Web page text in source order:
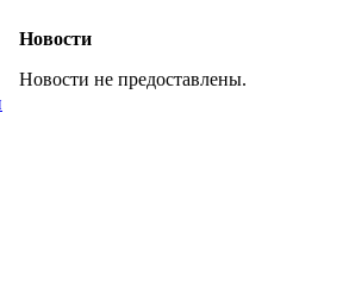
Новости
Новости не предоставлены.